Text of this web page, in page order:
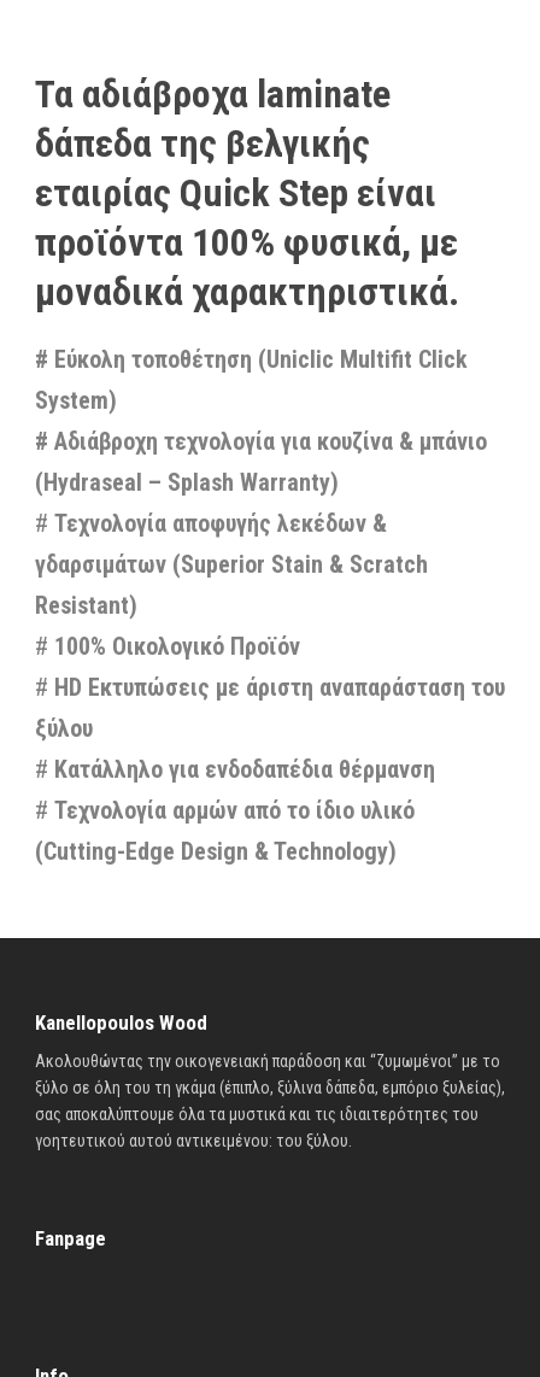
Τα αδιάβροχα laminate
δάπεδα της βελγικής
εταιρίας Quick Step είναι
προϊόντα 100% φυσικά, με
μοναδικά χαρακτηριστικά.
# Εύκολη τοποθέτηση (Uniclic Multifit Click
System)
# Αδιάβροχη τεχνολογία για κουζίνα & μπάνιο
(Hydraseal – Splash Warranty)
# Τεχνολογία αποφυγής λεκέδων &
γδαρσιμάτων (Superior Stain & Scratch
Resistant)
# 100% Οικολογικό Προϊόν
# HD Εκτυπώσεις με άριστη αναπαράσταση του
ξύλου
# Κατάλληλο για ενδοδαπέδια θέρμανση
# Τεχνολογία αρμών από το ίδιο υλικό
(Cutting-Edge Design & Technology)
Kanellopoulos Wood
Ακολουθώντας την οικογενειακή παράδοση και “ζυμωμένοι” με το
ξύλο σε όλη του τη γκάμα (έπιπλο, ξύλινα δάπεδα, εμπόριο ξυλείας),
σας αποκαλύπτουμε όλα τα μυστικά και τις ιδιαιτερότητες του
γοητευτικού αυτού αντικειμένου: του ξύλου.
Fanpage